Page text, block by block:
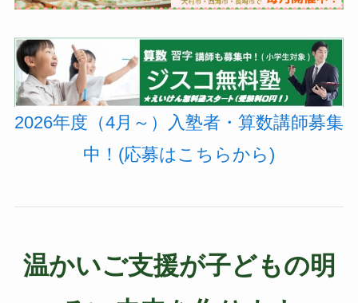
2026年度（4月～）入塾者・算数講師募集
中！(応募はこちらから)
温かいご支援が子どもの明